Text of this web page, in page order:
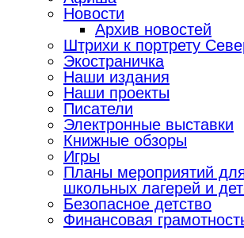
Новости
Архив новостей
Штрихи к портрету
Экостраничка
Наши издания
Наши проекты
Писатели
Электронные выставки
Книжные обзоры
Игры
Планы мероприятий
школьных лагерей и
Безопасное детство
Финансовая